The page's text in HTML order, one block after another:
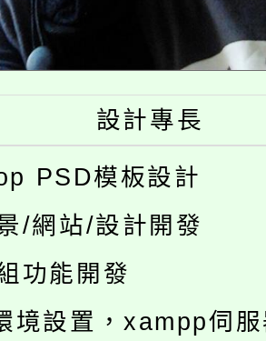
設計專長
PSD模板設計
/網站/設計開發
功能開發
境設置，xampp伺